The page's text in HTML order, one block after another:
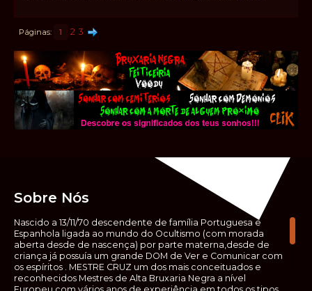
Páginas 1 2 3
Sobre Nós
Nascido a 13/11/70 descendente de família Portuguesa e
Espanhola ligada ao mundo do Ocultismo (com morada
aberta desde de nascença) por parte materna,desde de
criança já possuía um grande DOM de Ver e Comunicar com
os espíritos . MESTRE CRUZ um dos mais conceituados e
reconhecidos Mestres de Alta Bruxaria Negra a nível